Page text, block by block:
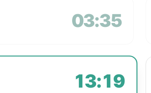
03:35
13:19